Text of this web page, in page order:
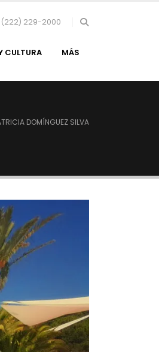
(222) 229-2000
CULTURA MÁS
DOMÍNGUEZ SILVA